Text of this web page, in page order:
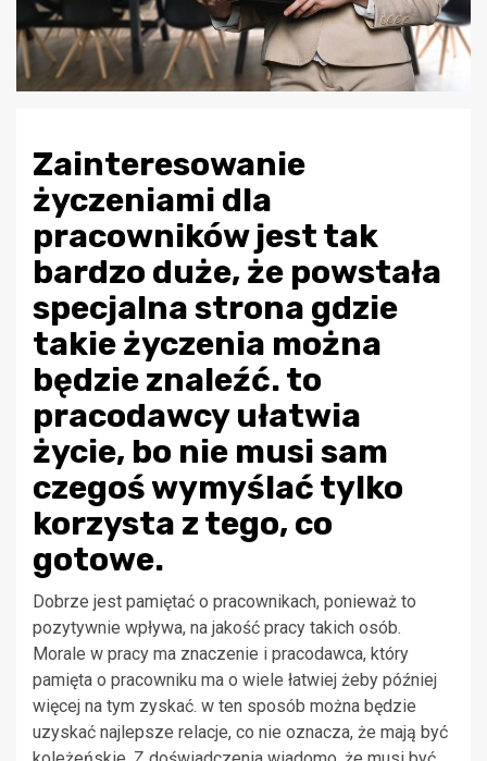
Zainteresowanie
życzeniami dla
pracowników jest tak
bardzo duże, że powstała
specjalna strona gdzie
takie życzenia można
będzie znaleźć. to
pracodawcy ułatwia
życie, bo nie musi sam
czegoś wymyślać tylko
korzysta z tego, co
gotowe.
Dobrze jest pamiętać o pracownikach, ponieważ to
pozytywnie wpływa, na jakość pracy takich osób.
Morale w pracy ma znaczenie i pracodawca, który
pamięta o pracowniku ma o wiele łatwiej żeby później
więcej na tym zyskać. w ten sposób można będzie
uzyskać najlepsze relacje, co nie oznacza, że mają być